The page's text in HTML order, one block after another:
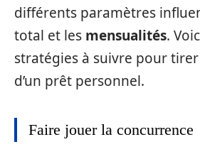
différents paramètres
total et les mensualités.
stratégies à suivre pour
d’un prêt personnel.
Faire jouer la concurrence